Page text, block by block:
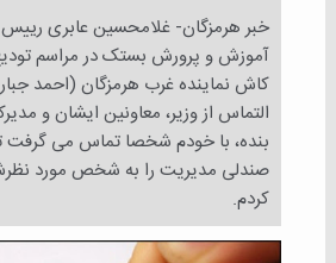
خبر هرمزگان- غلامحسین عابری رییس
آموزش و پرورش بستک در مراسم
کاش نماینده غرب هرمزگان (احمد
التماس از وزیر، معاونین ایشان و
بنده، با خودم شخصا تماس می گرفت
صندلی مدیریت را به شخص مورد
کردم.